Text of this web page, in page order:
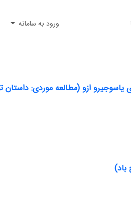
ورود به سامانه
یاسوجیرو ازو (مطالعه موردی: داستان
باد)